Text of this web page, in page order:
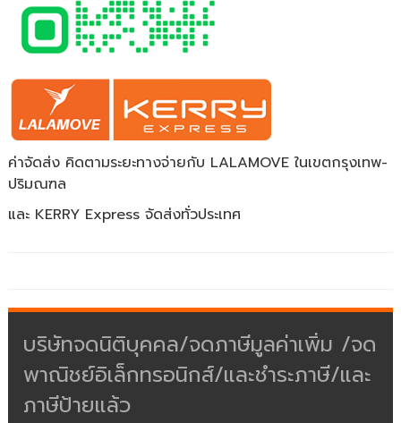
ค่าจัดส่ง คิดตามระยะทางจ่ายกับ LALAMOVE ในเขตกรุงเทพ-
ปริมณฑล
และ KERRY Express จัดส่งทั่วประเทศ
บริษัทจดนิติบุคคล/จดภาษีมูลค่าเพิ่ม /จด
พาณิชย์อิเล็กทรอนิกส์/และชำระภาษี/และ
ภาษีป้ายแล้ว